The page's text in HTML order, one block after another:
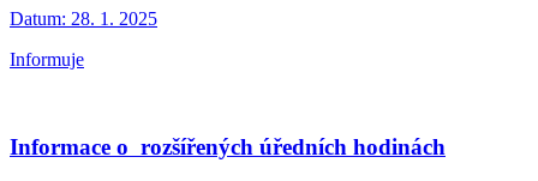
Datum: 28. 1. 2025
Informuje
Informace o rozšířených úředních hodinách